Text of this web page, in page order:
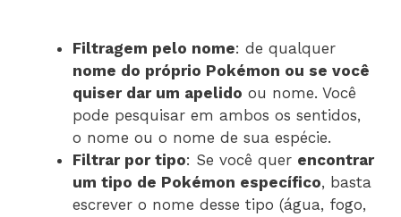
Filtragem pelo nome: de qualquer
nome do próprio Pokémon ou se você
quiser dar um apelido ou nome. Você
pode pesquisar em ambos os sentidos,
o nome ou o nome de sua espécie.
Filtrar por tipo: Se você quer encontrar
um tipo de Pokémon específico, basta
escrever o nome desse tipo (água, fogo,